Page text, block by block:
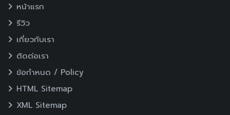
หน้าแรก
รีวิว
เกี่ยวกับเรา
ติดต่อเรา
ข้อกำหนด / Policy
HTML Sitemap
XML Sitemap